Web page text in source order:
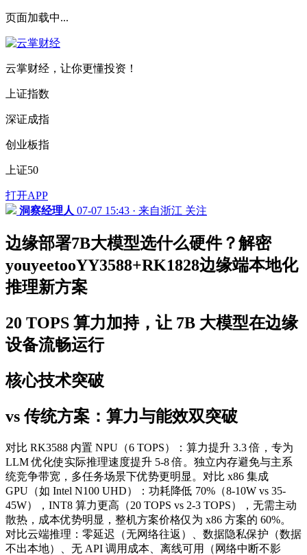
页面加载中...
云掌财经，让你更懂投资！
上证指数
深证成指
创业板指
上证50
打开APP
洞察经理人 07-07 15:43 · 来自浙江 关注
边缘部署7B大模型选什么硬件？解密
youyeetooYY3588+RK1828边缘端本地化
推理新方案
20 TOPS 算力加持，让 7B 大模型在边缘
设备流畅运行
核心技术突破
vs 传统方案：算力与能效双突破
对比 RK3588 内置 NPU（6 TOPS）：算力提升 3.3 倍，专为
LLM 优化使实际推理速度提升 5-8 倍。独立内存避免与主系
统竞争带宽，多任务场景下优势更明显。对比 x86 集成
GPU（如 Intel N100 UHD）：功耗降低 70%（8-10W vs 35-
45W），INT8 算力更高（20 TOPS vs 2-3 TOPS），无需主动
散热，成本优势明显，整机方案价格仅为 x86 方案的 60%。
对比云端推理：零延迟（无网络往返）、数据隐私保护（数据
不出本地）、无 API 调用成本、离线可用（网络中断不影